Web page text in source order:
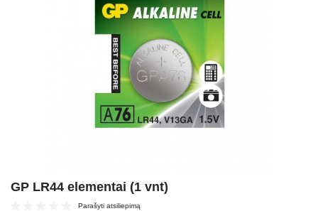
GP LR44 elementai (1 vnt)
Parašyti atsiliepimą